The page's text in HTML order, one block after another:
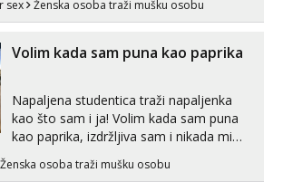
prorodne grudi, 💦 Misli su mi uvijek
U mojoj raznolikoj ponudi možeš
pranaći nešto po svojoj mjeri. Sexi videa
sex Ženska osoba traži mušku osobu
Volim kada sam puna kao paprika
Napaljena studentica traži napaljenka
kao što sam i ja! Volim kada sam puna
kao paprika, izdržljiva sam i nikada mi
puta dnevno bilo kad i bilo gdje zato se
Ženska osoba traži mušku osobu